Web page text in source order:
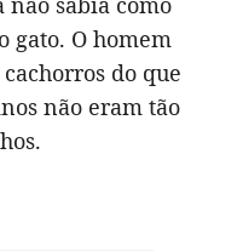
gato. O homem
do que
não eram tão